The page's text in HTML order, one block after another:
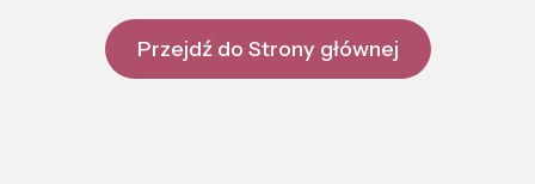
Przejdź do Strony głównej